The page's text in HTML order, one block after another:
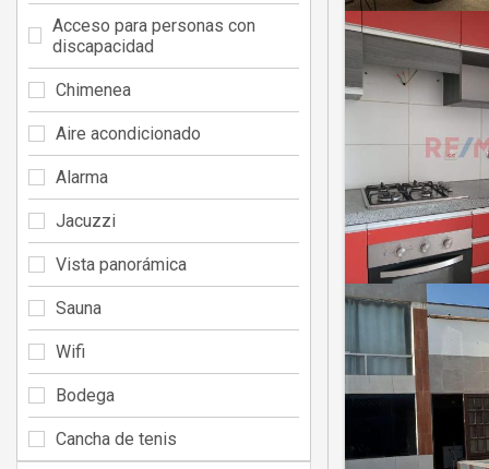
Acceso para personas con
discapacidad
Chimenea
Aire acondicionado
Alarma
Jacuzzi
Vista panorámica
Sauna
Wifi
Bodega
Cancha de tenis